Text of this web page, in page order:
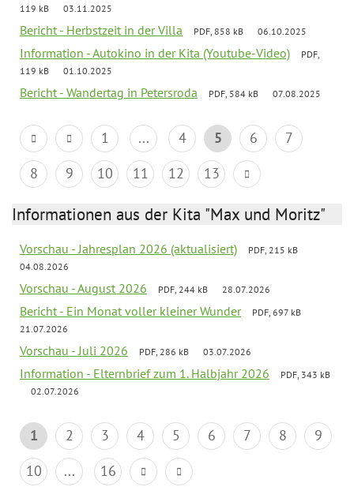
119 kB 03.11.2025
Bericht - Herbstzeit in der Villa PDF, 858 kB 06.10.2025
Information - Autokino in der Kita (Youtube-Video)
PDF,
119 kB
01.10.2025
Bericht - Wandertag in Petersroda PDF, 584 kB 07.08.2025
1 ... 4 5 6
7
8
9 10 11 12 13
Informationen aus der Kita "Max und Moritz"
Vorschau - Jahresplan 2026 (aktualisiert)
PDF, 215 kB
04.08.2026
Vorschau - August 2026 PDF, 244 kB 28.07.2026
Bericht - Ein Monat voller kleiner Wunder
PDF, 697 kB
21.07.2026
Vorschau - Juli 2026 PDF, 286 kB 03.07.2026
Information - Elternbrief zum 1. Halbjahr 2026
PDF, 343 kB
02.07.2026
1 2 3 4 5 6 7 8
9
10
... 16